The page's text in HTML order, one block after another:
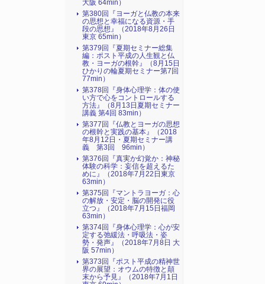
大阪 64min）
第380回『ヨーガと仏教の本来
の思想と幸福になる資源・手
段の思想』（2018年8月26日
東京 65min）
第379回『夏期セミナー総集
編：ポスト平成の人生観と仏
教・ヨーガの根幹』（8月15日
ひかりの輪夏期セミナー第7回
77min）
第378回『身体心理学：体の使
い方で心をコントロールする
方法』（8月13日夏期セミナー
講義 第4回 83min）
第377回『仏教とヨーガの思想
の根幹と実践の基本』（2018
年8月12日・夏期セミナー講
義 第3回 96min）
第376回『真実か幻覚か：神秘
体験の科学：妄信を超えるた
めに』（2018年7月22日東京
63min）
第375回『マントラヨーガ：心
の解放・安定・脳の開発に役
立つ』（2018年7月15日福岡
63min）
第374回『身体心理学：心が安
定する弛緩法・呼吸法・姿
勢・発声』（2018年7月8日 大
阪 57min）
第373回『ポスト平成の精神世
界の展望：オウムの特徴と顛
末から予見』（2018年7月1日